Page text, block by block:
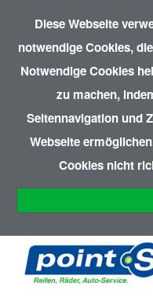
Diese Webseite
notwendige Cookies,
Notwendige Cookies
zu machen,
Seitennavigation und
Webseite
Cookies nicht